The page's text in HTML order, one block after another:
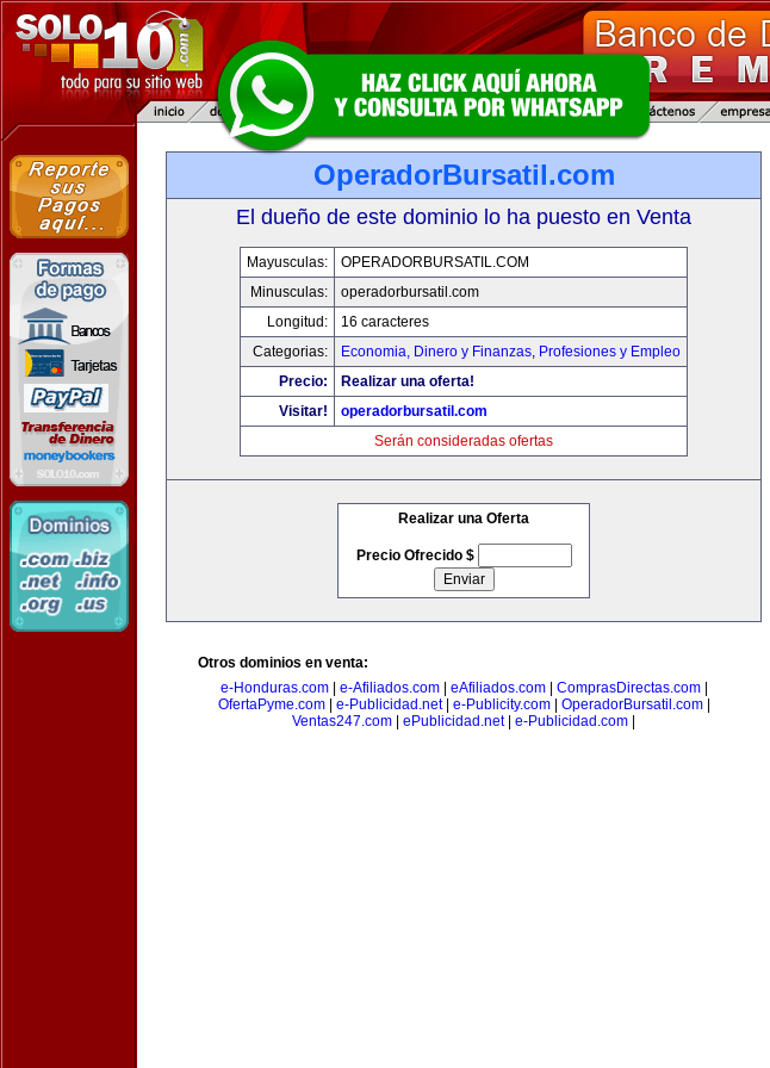
OperadorBursatil.com
El dueño de este dominio lo ha puesto en Venta
Mayusculas:
OPERADORBURSATIL.COM
Minusculas:
operadorbursatil.com
Longitud:
16 caracteres
Categorias:
Economia, Dinero y Finanzas, Profesiones y Empleo
Precio:
Realizar una oferta!
Visitar!
operadorbursatil.com
Serán consideradas ofertas
Realizar una Oferta
Precio Ofrecido $
Otros dominios en venta:
e-Honduras.com| e-Afiliados.com| eAfiliados.com| ComprasDirectas.com|
OfertaPyme.com| e-Publicidad.net| e-Publicity.com| OperadorBursatil.com|
Ventas247.com
ePublicidad.net| e-Publicidad.com